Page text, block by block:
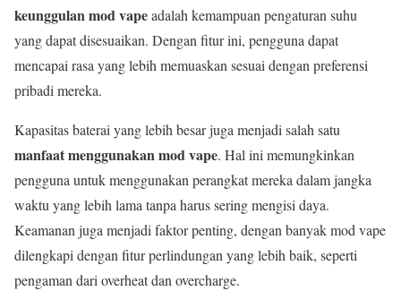
keunggulan mod vapeadalah kemampuan pengaturan suhu
yang dapat disesuaikan. Dengan fitur ini, pengguna dapat
mencapai rasa yang lebih memuaskan sesuai dengan preferensi
pribadi mereka.
Kapasitas baterai yang lebih besar juga menjadi salah satu
manfaat menggunakan mod vape. Hal ini memungkinkan
pengguna untuk menggunakan perangkat mereka dalam jangka
waktu yang lebih lama tanpa harus sering mengisi daya.
Keamanan juga menjadi faktor penting, dengan banyak mod vape
dilengkapi dengan fitur perlindungan yang lebih baik, seperti
pengaman dari overheat dan overcharge.